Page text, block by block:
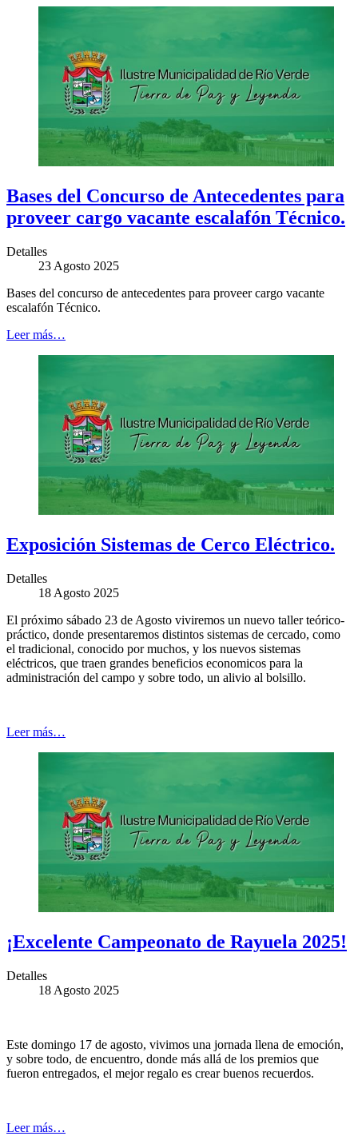
Bases del Concurso de Antecedentes para
proveer cargo vacante escalafón Técnico.
Detalles
23 Agosto 2025
Bases del concurso de antecedentes para proveer cargo vacante
escalafón Técnico.
Leer más…
Exposición Sistemas de Cerco Eléctrico.
Detalles
18 Agosto 2025
El próximo sábado 23 de Agosto viviremos un nuevo taller teórico-
práctico, donde presentaremos distintos sistemas de cercado, como
el tradicional, conocido por muchos, y los nuevos sistemas
eléctricos, que traen grandes beneficios economicos para la
administración del campo y sobre todo, un alivio al bolsillo.
Leer más…
¡Excelente Campeonato de Rayuela 2025!
Detalles
18 Agosto 2025
Este domingo 17 de agosto, vivimos una jornada llena de emoción,
y sobre todo, de encuentro, donde más allá de los premios que
fueron entregados, el mejor regalo es crear buenos recuerdos.
Leer más…